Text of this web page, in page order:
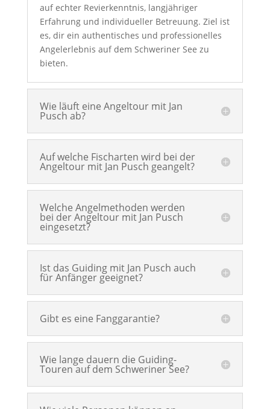
auf echter Revierkenntnis, langjähriger
Erfahrung und individueller Betreuung. Ziel ist
es, dir ein authentisches und professionelles
Angelerlebnis auf dem Schweriner See zu
bieten.
Wie läuft eine Angeltour mit Jan
Pusch ab?
Auf welche Fischarten wird bei der
Angeltour mit Jan Pusch geangelt?
Welche Angelmethoden werden
bei der Angeltour mit Jan Pusch
eingesetzt?
Ist das Guiding mit Jan Pusch auch
für Anfänger geeignet?
Gibt es eine Fanggarantie?
Wie lange dauern die Guiding-
Touren auf dem Schweriner See?